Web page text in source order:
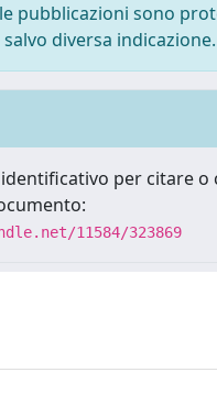
pubblicazioni sono
diversa indicazione.
per citare o
11584/323869